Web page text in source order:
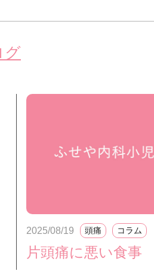
グ
2025/08/19 頭痛 コラム
片頭痛に悪い食事